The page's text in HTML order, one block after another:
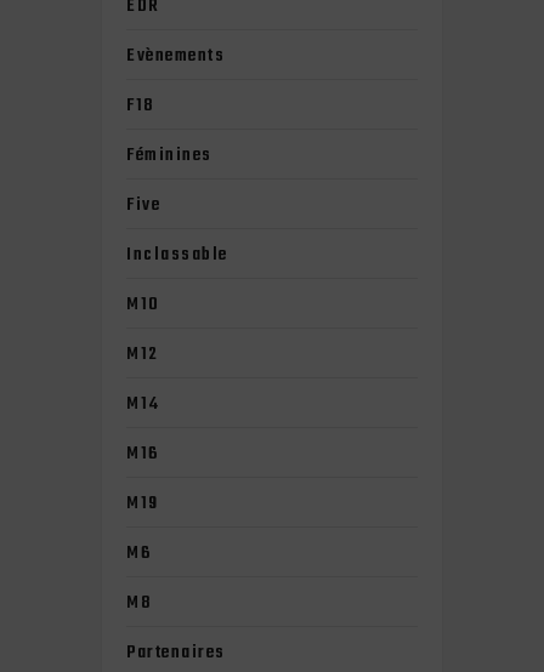
EDR
Evènements
F18
Féminines
Five
Inclassable
M10
M12
M14
M16
M19
M6
M8
Partenaires